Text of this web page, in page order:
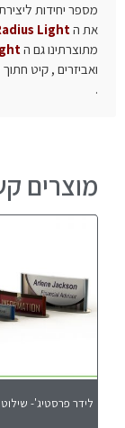
מספר יחידות
את ה Light
מתוצרתינו גם ה
ואביזרים , קיט
.
מוצרים
לידר פרסטיג'-